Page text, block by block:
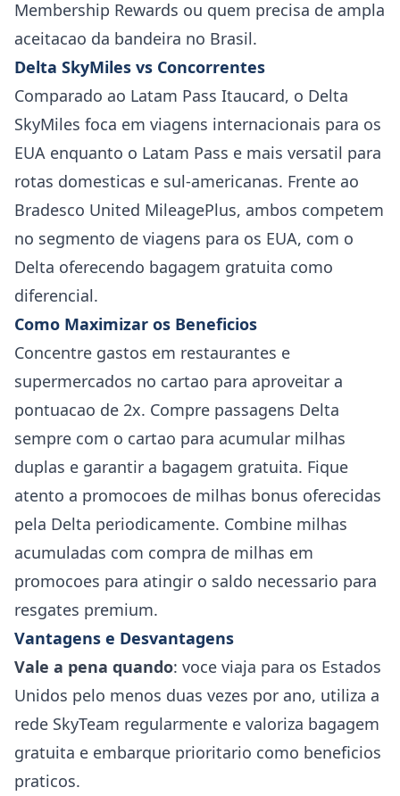
Membership Rewards ou quem precisa de ampla
aceitacao da bandeira no Brasil.
Delta SkyMiles vs Concorrentes
Comparado ao Latam Pass Itaucard, o Delta
SkyMiles foca em viagens internacionais para os
EUA enquanto o Latam Pass e mais versatil para
rotas domesticas e sul-americanas. Frente ao
Bradesco United MileagePlus, ambos competem
no segmento de viagens para os EUA, com o
Delta oferecendo bagagem gratuita como
diferencial.
Como Maximizar os Beneficios
Concentre gastos em restaurantes e
supermercados no cartao para aproveitar a
pontuacao de 2x. Compre passagens Delta
sempre com o cartao para acumular milhas
duplas e garantir a bagagem gratuita. Fique
atento a promocoes de milhas bonus oferecidas
pela Delta periodicamente. Combine milhas
acumuladas com compra de milhas em
promocoes para atingir o saldo necessario para
resgates premium.
Vantagens e Desvantagens
Vale a pena quando: voce viaja para os Estados
Unidos pelo menos duas vezes por ano, utiliza a
rede SkyTeam regularmente e valoriza bagagem
gratuita e embarque prioritario como beneficios
praticos.